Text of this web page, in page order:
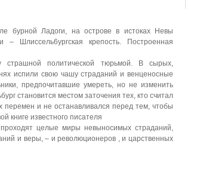
бурной Ладоги, на острове в истоках Невы
Шлиссель6ургская крепость. Построенная
страшной политической тюрьмой. В сырых,
испили свою чашу страданий и венценосные
предпочитавшие умереть, но не изменить
становится местом заточения тех, кто считал
и не останавливался перед тем, чтобы
книге известного писателя
целые миры невыносимых страданий,
и веры, – и революционеров , и царственных